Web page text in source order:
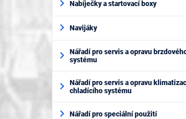
Nabíječky a startovací boxy
Navijáky
Nářadí pro servis a opravu
systému
Nářadí pro servis a opravu
chladícího systému
Nářadí pro speciální použití